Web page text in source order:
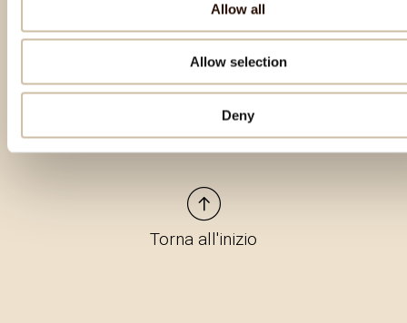
Allow all
Allow selection
Deny
Prodotti in evidenza
Torna all'inizio